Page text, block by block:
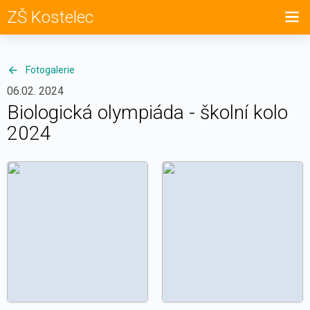
ZŠ Kostelec
Fotogalerie
06.02. 2024
Biologická olympiáda - školní kolo
2024